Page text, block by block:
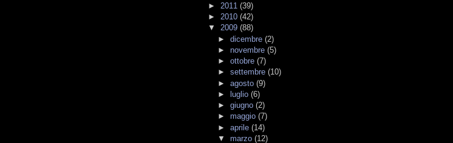
► 2011 (39)
► 2010 (42)
▼ 2009 (88)
► dicembre (2)
► novembre (5)
► ottobre (7)
► settembre (10)
► agosto (9)
►
luglio (6)
► giugno (2)
► maggio (7)
► aprile (14)
▼ marzo (12)